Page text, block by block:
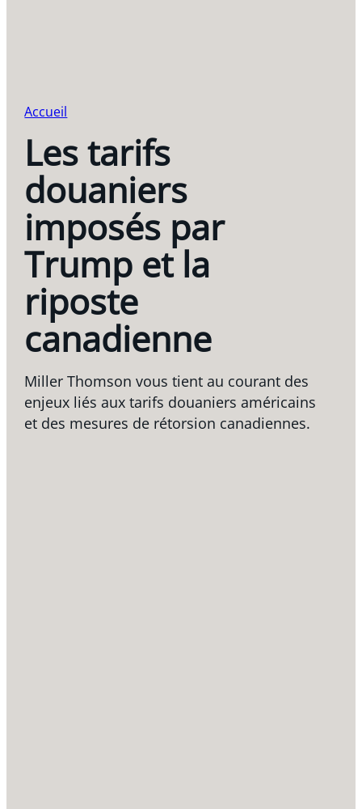
Accueil
Les tarifs
douaniers
imposés par
Trump et la
riposte
canadienne
Miller Thomson vous tient au courant des
enjeux liés aux tarifs douaniers américains
et des mesures de rétorsion canadiennes.